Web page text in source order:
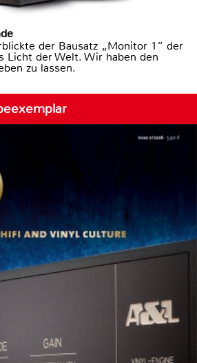
der Bausatz „Monitor 1“ der
Licht der Welt. Wir haben den
zu lassen.